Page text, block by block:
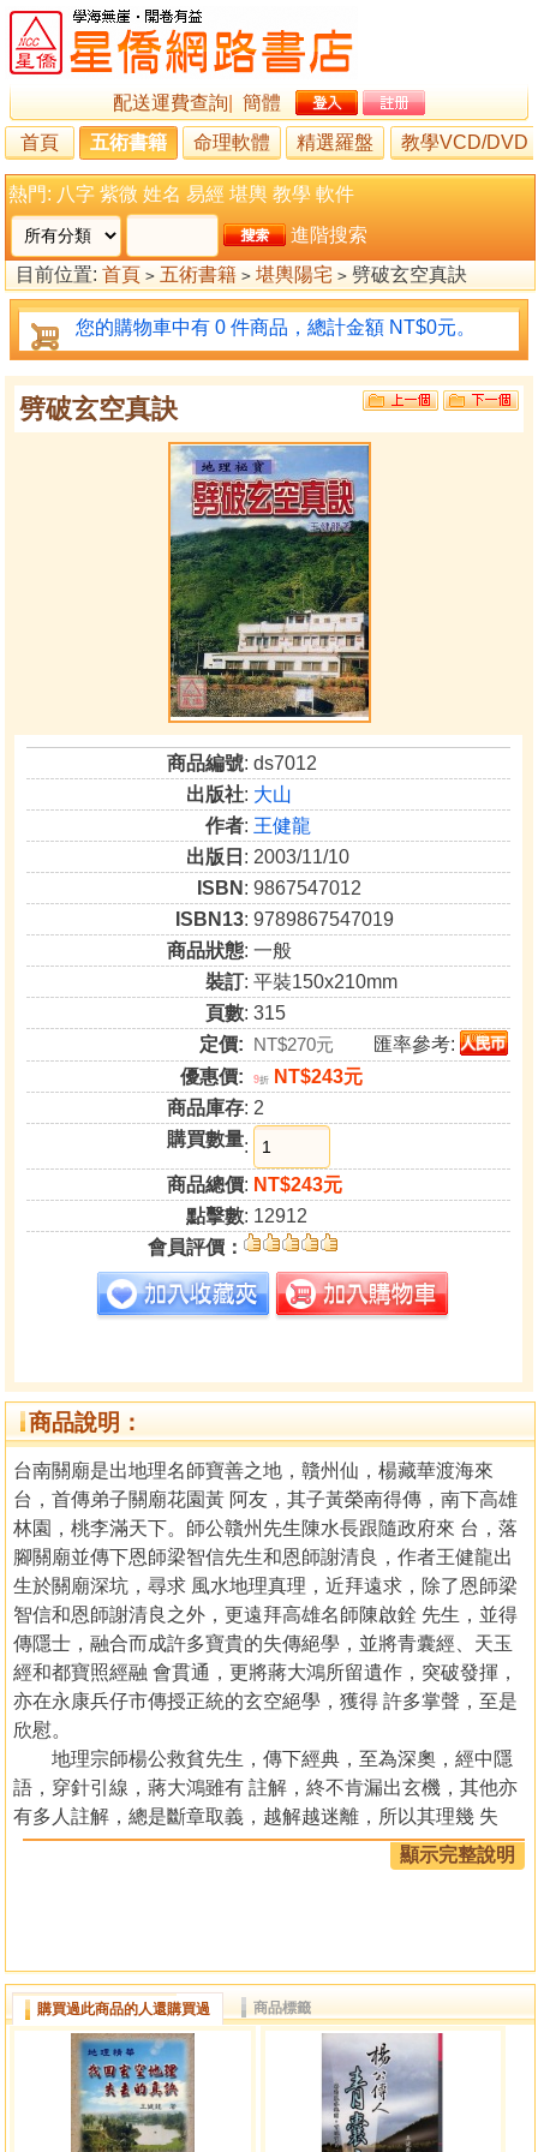
配送運費查詢
簡體
首頁
五術書籍 命理軟體 精選羅盤 教學VCD/DVD
熱門: 八字 紫微 姓名 易經 堪輿 教學 軟件
進階搜索
目前位置: 首頁 > 五術書籍 > 堪輿陽宅 > 劈破玄空真訣
您的購物車中有 0 件商品，總計金額 NT$0元。
劈破玄空真訣
商品編號: ds7012
出版社: 大山
作者: 王健龍
出版日 : 2003/11/10
ISBN : 9867547012
ISBN13: 9789867547019
商品狀態: 一般
裝訂: 平裝150x210mm
頁數: 315
定價: NT$270元
匯率參考:
優惠價:
9折
NT$243元
商品庫存: 2
購買數量:
商品總價: NT$243元
點擊數: 12912
會員評價：
商品說明：
台南關廟是出地理名師寶善之地，贛州仙，楊藏華渡海來
台，首傳弟子關廟花園黃 阿友，其子黃榮南得傳，南下高雄
林園，桃李滿天下。師公贛州先生陳水長跟隨政府來 台，落
腳關廟並傳下恩師梁智信先生和恩師謝清良，作者王健龍出
生於關廟深坑，尋求 風水地理真理，近拜遠求，除了恩師梁
智信和恩師謝清良之外，更遠拜高雄名師陳啟銓 先生，並得
傳隱士，融合而成許多寶貴的失傳絕學，並將青囊經、天玉
經和都寶照經融 會貫通，更將蔣大鴻所留遺作，突破發揮，
亦在永康兵仔市傳授正統的玄空絕學，獲得 許多掌聲，至是
欣慰。
地理宗師楊公救貧先生，傳下經典，至為深奧，經中隱
語，穿針引線，蔣大鴻雖有 註解，終不肯漏出玄機，其他亦
有多人註解，總是斷章取義，越解越迷離，所以其理幾 失
傳，流派引經據典，斷章取義，流毒甚深，作者不忍偽學充
斥，為害仁人孝子，將終 身所學，於書中將流毒於人間之偽
於形，楊公洞悉天地山水之互通，運用河洛理數 通於天地山
水，所以才說，天地就是一陰一陽，天地就是雌雄之顯象，
山水就是一陰一 陽，山水就是一大雌雄，是則理寓於氣，氣
寓於形，才是玄空其旨，其法竅，脫乎此， 恐須參商矣！
有鑑於坊間對於楊公經典曲解太多，不從山水中求其
氣，專將坐山向首求其三元紫 白氣，如此本末倒置，背離經
顯示完整說明
購買過此商品的人還購買過 商品標籤